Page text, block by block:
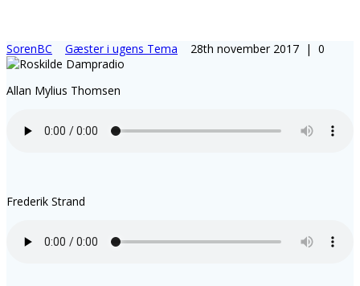
SorenBC Gæster i ugens Tema 28th november 2017 | 0
Allan Mylius Thomsen
Frederik Strand